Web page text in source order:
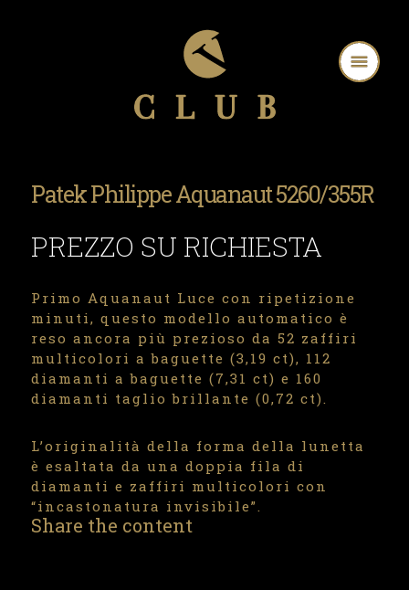
Patek Philippe Aquanaut 5260/355R
PREZZO SU RICHIESTA
Primo Aquanaut Luce con ripetizione
minuti, questo modello automatico è
reso ancora più prezioso da 52 zaffiri
multicolori abaguette (3,19 ct), 112
diamanti abaguette (7,31 ct) e 160
diamanti taglio brillante (0,72 ct).
L’originalità della forma della lunetta
è esaltata da una doppia fila di
diamanti e zaffiri multicolori con
“incastonatura invisibile”.
Share the content